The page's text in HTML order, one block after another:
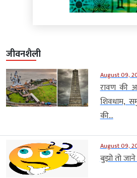
जीवनशैली
August 09,
रावण की
शिवधाम,
की...
August 09,
बुझो तो